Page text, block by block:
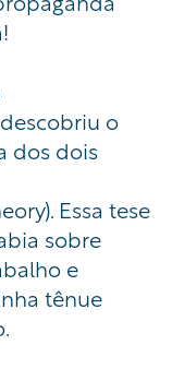
descobriu o
dos dois
). Essa tese
sobre
e
tênue